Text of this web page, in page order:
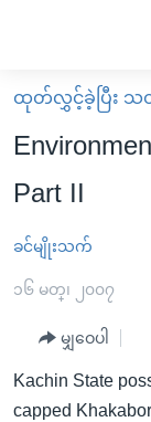
လွယ်ကူ
စေ
သည့်
များ
ပင်မ
ကျော်
ကြည့်
မူလစာမျက်နှာ
မြန်မာ
ကမ္ဘာ့သတင်းများ
နိုင်ငံတကာ
အစ္စရေး-ပါလက်
ဗွီဒီယို
သတင်းလွတ်လပ်ခွ
အင်္ဂလိပ်စာလေ့လ
အမေရိကန်သုံးအီ
အပတ်စဉ်ကဏ္ဍမျာ
ထုတ်လွှင့်ခဲ့ပြီး သတ
Part II
ခင်မျိုးသက်
၁၆ မတ္၊ ၂၀၀၇
မျှဝေပါ
Kachin State
capped